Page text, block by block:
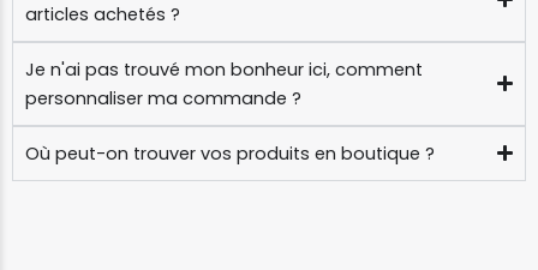
articles achetés ?
Je n'ai pas trouvé mon bonheur ici, comment
personnaliser ma commande ?
Où peut-on trouver vos produits en boutique ?